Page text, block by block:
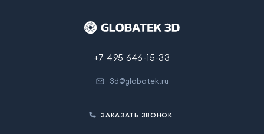
+7 495 646-15-33
3d@globatek.ru
ЗАКАЗАТЬ ЗВОНОК